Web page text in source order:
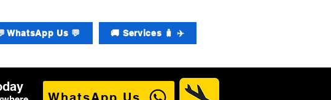
WhatsApp Us 💬 🚚 Services 🧳 ✈️